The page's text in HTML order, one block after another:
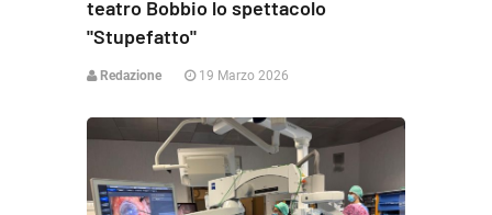
teatro Bobbio lo spettacolo
"Stupefatto"
Redazione 19 Marzo 2026